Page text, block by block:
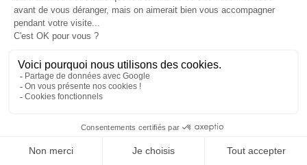
Sous-bock mariage Cristel